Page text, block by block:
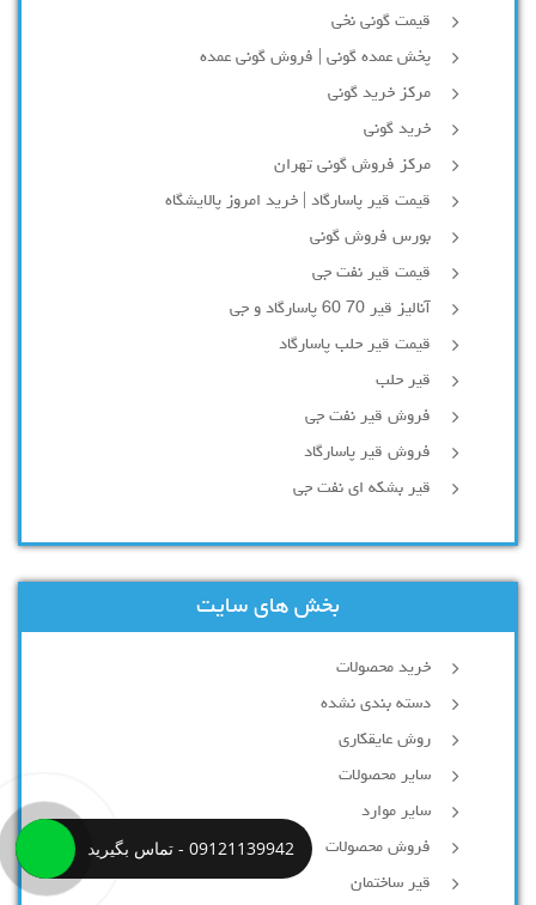
قیمت گونی نخی
پخش عمده گونی | فروش گونی عمده
مرکز خرید گونی
خرید گونی
مرکز فروش گونی تهران
قیمت قیر پاسارگاد | خرید امروز پالایشگاه
بورس فروش گونی
قیمت قیر نفت جی
آنالیز قیر 70 60 پاسارگاد و جی
قیمت قیر حلب پاسارگاد
قیر حلب
فروش قیر نفت جی
فروش قیر پاسارگاد
قیر بشکه ای نفت جی
بخش های سایت
خرید محصولات
دسته بندی نشده
روش عایقکاری
سایر محصولات
سایر موارد
فروش محصولات
قیر ساختمان
09121139942 - تماس بگیرید